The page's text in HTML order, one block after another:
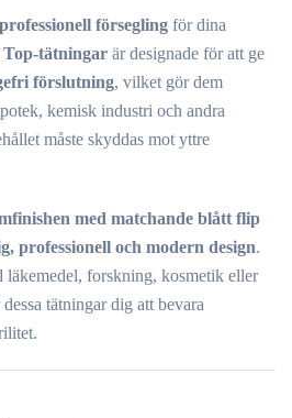
försegling för dina
tätningar är designade för att ge
förslutning, vilket gör dem
kemisk industri och andra
måste skyddas mot yttre
med matchande blått flip
professionell och modern design.
läkemedel, forskning, kosmetik eller
tätningar dig att bevara